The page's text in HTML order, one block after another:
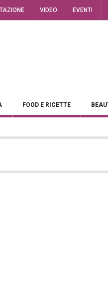
VIDEO EVENTI
FOOD E RICETTE